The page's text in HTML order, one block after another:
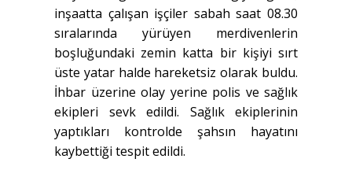
inşaatta çalışan işçiler sabah saat 08.30
sıralarında yürüyen merdivenlerin
boşluğundaki zemin katta bir kişiyi sırt
üste yatar halde hareketsiz olarak buldu.
İhbar üzerine olay yerine polis ve sağlık
ekipleri sevk edildi. Sağlık ekiplerinin
yaptıkları kontrolde şahsın hayatını
kaybettiği tespit edildi.